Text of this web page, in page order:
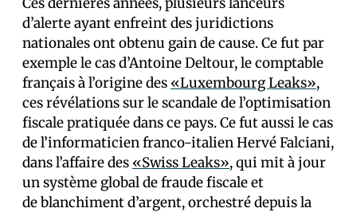
d’alerte ayant enfreint des juridictions
nationales ont obtenu gain de cause. Ce fut par
exemple le cas d’Antoine Deltour, le comptable
français à l’origine des «Luxembourg Leaks»,
ces révélations sur le scandale de l’optimisation
fiscale pratiquée dans ce pays. Ce fut aussi le cas
de l’informaticien franco-italien Hervé Falciani,
dans l’affaire des «Swiss Leaks», qui mit à jour
un système global de fraude fiscale et
de blanchiment d’argent, orchestré depuis la